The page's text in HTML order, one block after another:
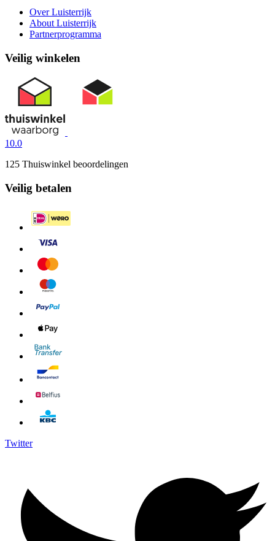
Over Luisterrijk
About Luisterrijk
Partnerprogramma
Veilig winkelen
10.0
125 Thuiswinkel beoordelingen
Veilig betalen
Twitter